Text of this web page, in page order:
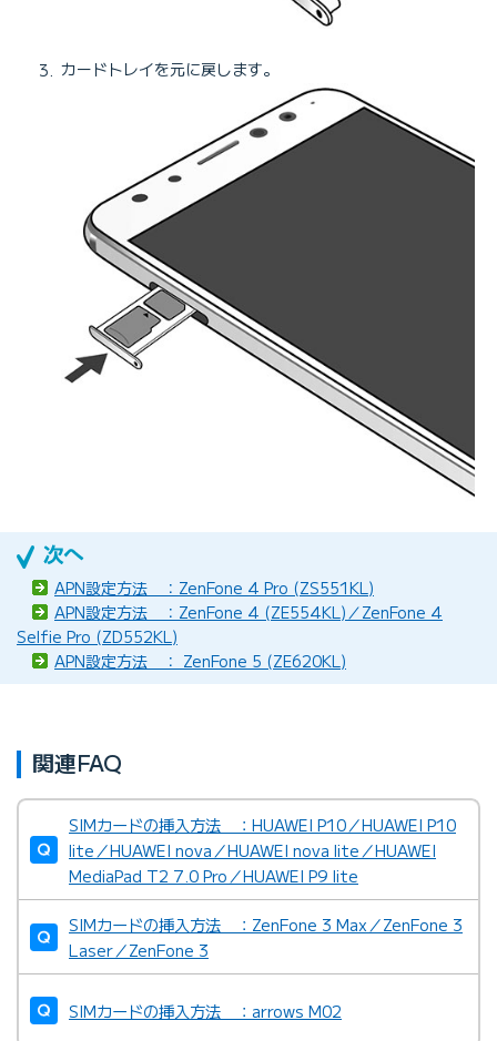
カードトレイを元に戻します。
APN設定方法 ：ZenFone 4 Pro (ZS551KL)
APN設定方法 ：ZenFone 4 (ZE554KL)／ZenFone 4
Selfie Pro (ZD552KL)
APN設定方法 ： ZenFone 5 (ZE620KL)
関連FAQ
SIMカードの挿入方法 ：HUAWEI P10／HUAWEI P10
lite／HUAWEI nova／HUAWEI nova lite／HUAWEI
MediaPad T2 7.0 Pro／HUAWEI P9 lite
SIMカードの挿入方法 ：ZenFone 3 Max／ZenFone 3
Laser／ZenFone 3
SIMカードの挿入方法 ：arrows M02